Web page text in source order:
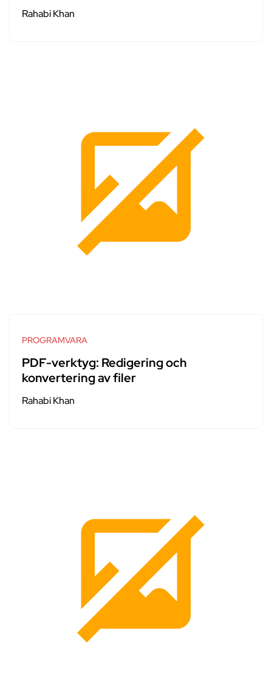
Rahabi Khan
PROGRAMVARA
PDF-verktyg: Redigering och
konvertering av filer
Rahabi Khan